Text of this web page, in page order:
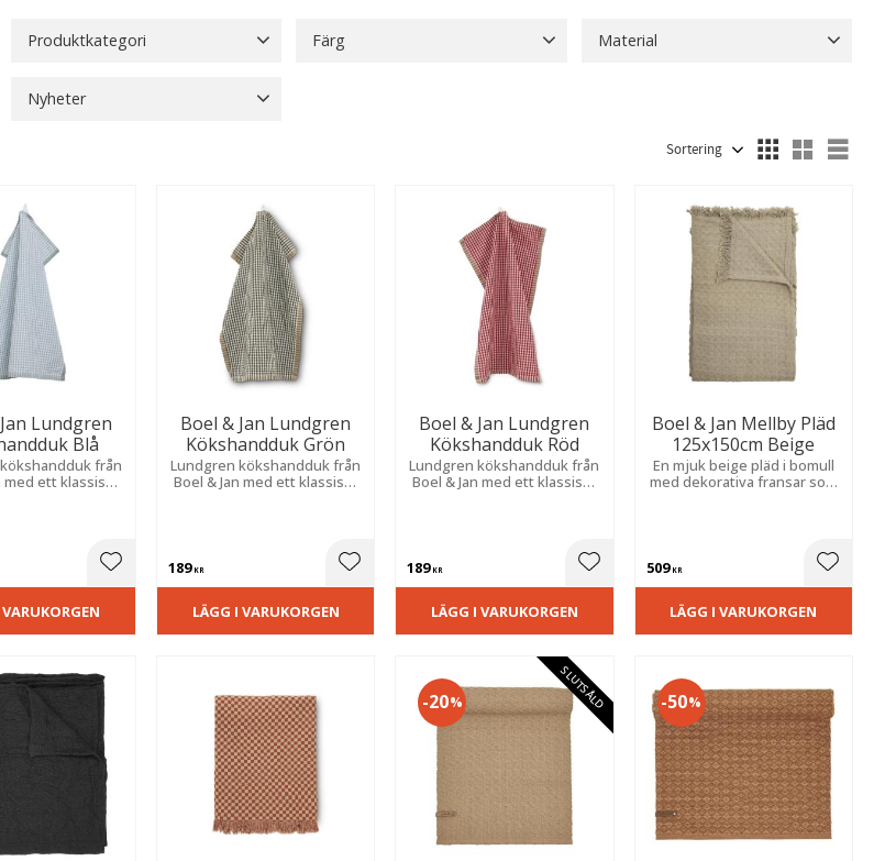
Produktkategori
Bordslöpare
Färg Material
Nyheter
Lundgren
Blå
från
med ett klassiskt
Lägg till i favoriter
Boel & Jan Lundgren
Kökshandduk Grön
Lundgren kökshandduk från
Boel & Jan med ett klassiskt
189KR Lägg till i favoriter
LÄGG I VARUKORGEN
Boel & Jan Lundgren
Kökshandduk Röd
Lundgren kökshandduk från
Boel & Jan med ett klassiskt
189KR Lägg till i favoriter
LÄGG I VARUKORGEN
Boel & Jan Mellby Pläd
125x150cm Beige
En mjuk beige pläd i bomull
med dekorativa fransar som
509KR Lägg
LÄGG I VARUKORGEN
20% SLUTSÅLD 50%